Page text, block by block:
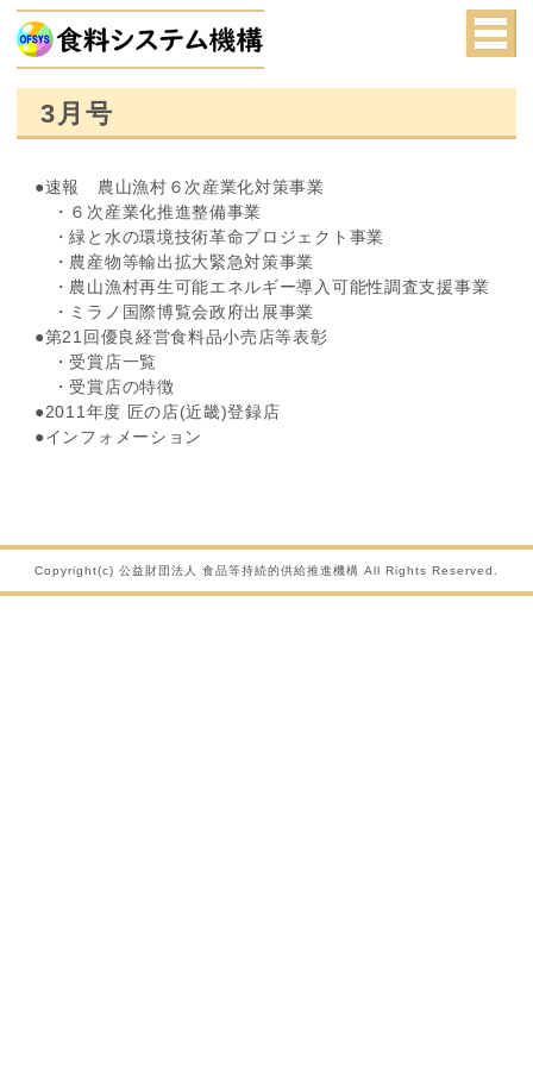
3月号
●速報 農山漁村６次産業化対策事業
・６次産業化推進整備事業
・緑と水の環境技術革命プロジェクト事業
・農産物等輸出拡大緊急対策事業
・農山漁村再生可能エネルギー導入可能性調査支援事業
・ミラノ国際博覧会政府出展事業
●第21回優良経営食料品小売店等表彰
・受賞店一覧
・受賞店の特徴
●2011年度 匠の店(近畿)登録店
●インフォメーション
Copyright(c) 公益財団法人 食品等持続的供給推進機構 All Rights Reserved.